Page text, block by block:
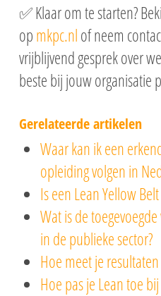
✅ Klaar om te starten?
opmkpc.nlof neem
vrijblijvend gesprek over
beste bij jouw organisatie
Gerelateerde artikelen
Waar kan ik een
opleiding volgen in
Is een Lean Yellow
Wat is de
in de publieke sector?
Hoe meet je resultaten
Hoe pas je Lean toe